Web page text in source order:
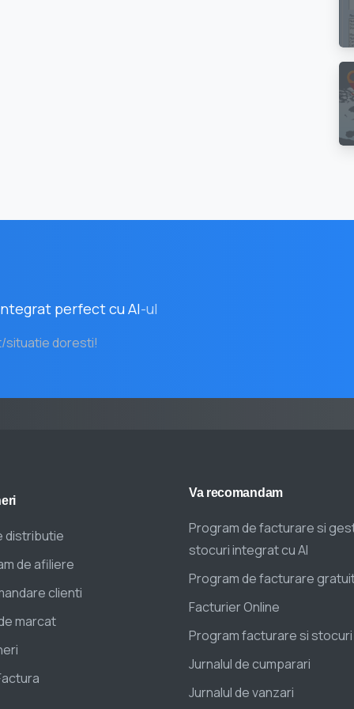
perfect cu AI-ul
situatie doresti!
distributie
de afiliere
clienti
marcat
Va recomandam
Program de facturare si
stocuri integrat cu AI
Program de facturare
Facturier Online
Program facturare si
Jurnalul de cumparari
Jurnalul de vanzari